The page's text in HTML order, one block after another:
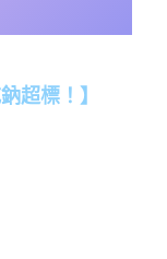
超標！】